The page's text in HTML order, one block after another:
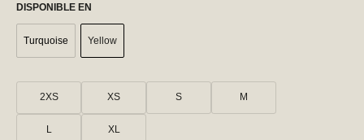
DISPONIBLE EN
Turquoise Yellow
2XS XS S M
L XL